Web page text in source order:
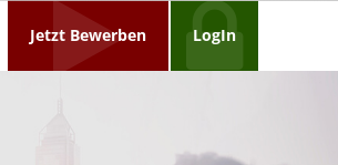
Jetzt Bewerben LogIn